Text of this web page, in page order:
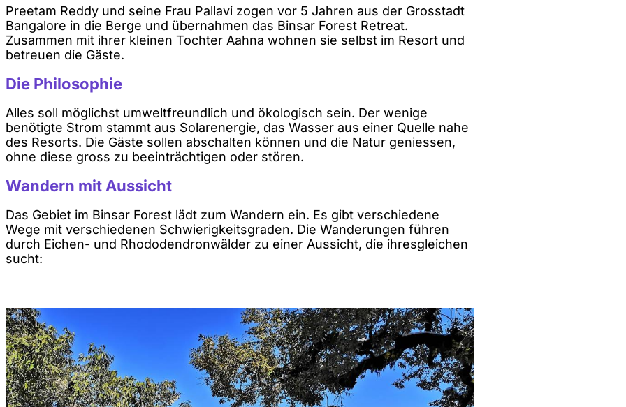
Preetam Reddy und seine Frau Pallavi zogen vor 5 Jahren aus der Grosstadt
Bangalore in die Berge und übernahmen das Binsar Forest Retreat.
Zusammen mit ihrer kleinen Tochter Aahna wohnen sie selbst im Resort und
betreuen die Gäste.
Die Philosophie
Alles soll möglichst umweltfreundlich und ökologisch sein. Der wenige
benötigte Strom stammt aus Solarenergie, das Wasser aus einer Quelle nahe
des Resorts. Die Gäste sollen abschalten können und die Natur geniessen,
ohne diese gross zu beeinträchtigen oder stören.
Wandern mit Aussicht
Das Gebiet im Binsar Forest lädt zum Wandern ein. Es gibt verschiedene
Wege mit verschiedenen Schwierigkeitsgraden. Die Wanderungen führen
durch Eichen- und Rhododendronwälder zu einer Aussicht, die ihresgleichen
sucht: